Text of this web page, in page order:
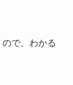
で、わかる